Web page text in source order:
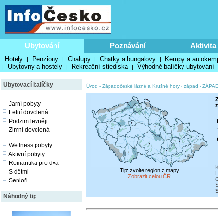
Ubytování Poznávání Aktivita
Hotely | Penziony | Chalupy | Chatky a bungalovy | Kempy a
| Ubytovny a hostely | Rekreační střediska | Výhodné balíčky ubytování
Ubytovací balíčky
Jarní pobyty
Letní dovolená
Podzim levněji
Zimní dovolená
Wellness pobyty
Aktivní pobyty
Romantika pro dva
S dětmi
Senioři
Náhodný tip
Úvod - Západočeské lázně a Krušné hory - západ -
Tip: zvolte region z mapy
Zobrazit celou ČR